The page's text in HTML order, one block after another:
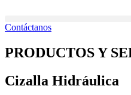
contenido
Contáctanos
PRODUCTOS Y
Cizalla Hidráulica